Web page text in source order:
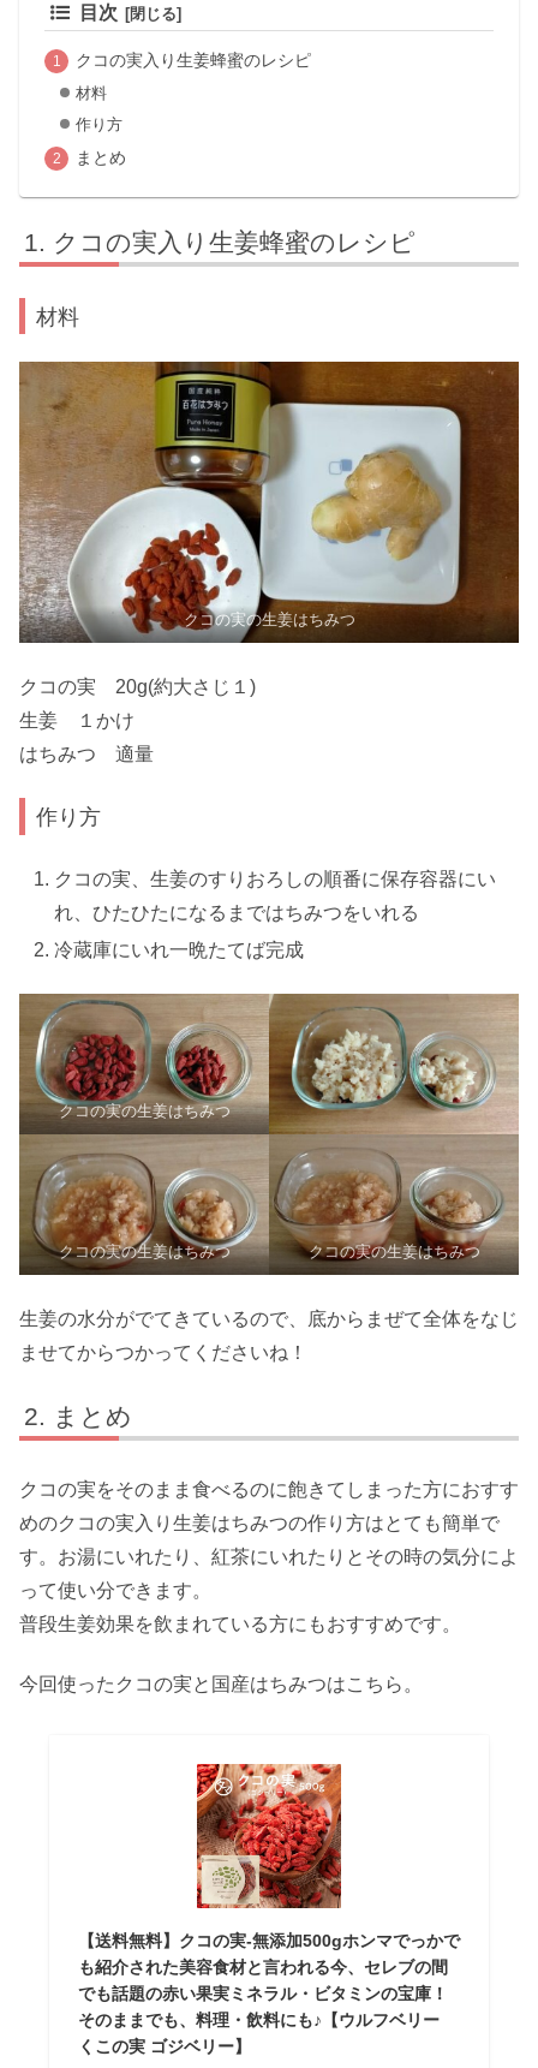
目次
クコの実入り生姜蜂蜜のレシピ
材料
作り方
まとめ
クコの実入り生姜蜂蜜のレシピ
材料
クコの実の生姜はちみつ
クコの実 20g(約大さじ１)
生姜 １かけ
はちみつ 適量
作り方
クコの実、生姜のすりおろしの順番に保存容器にい
れ、ひたひたになるまではちみつをいれる
冷蔵庫にいれ一晩たてば完成
クコの実の生姜はちみつ
クコの実の生姜はちみつ クコの実の生姜はちみつ
生姜の水分がでてきているので、底からまぜて全体をなじ
ませてからつかってくださいね！
まとめ
クコの実をそのまま食べるのに飽きてしまった方におすす
めのクコの実入り生姜はちみつの作り方はとても簡単で
す。お湯にいれたり、紅茶にいれたりとその時の気分によ
って使い分できます。
普段生姜効果を飲まれている方にもおすすめです。
今回使ったクコの実と国産はちみつはこちら。
【送料無料】クコの実-無添加500gホンマでっかで
も紹介された美容食材と言われる今、セレブの間
でも話題の赤い果実ミネラル・ビタミンの宝庫！
そのままでも、料理・飲料にも♪【ウルフベリー
くこの実 ゴジベリー】